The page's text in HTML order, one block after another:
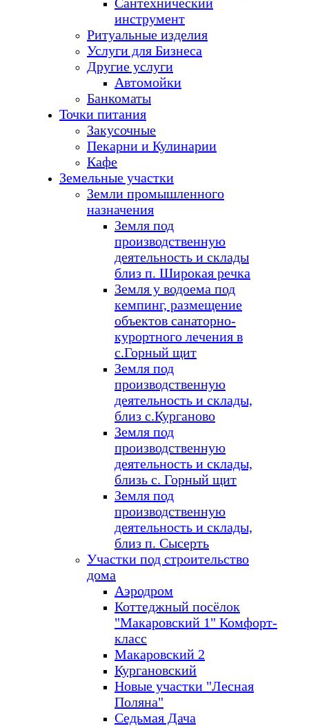
инструмент
Ритуальные изделия
Услуги для Бизнеса
Другие услуги
Автомойки
Банкоматы
Точки питания
Закусочные
Пекарни и Кулинарии
Кафе
Земельные участки
Земли промышленного
назначения
Земля под
производственную
деятельность и склады
близ п. Широкая речка
Земля у водоема под
кемпинг, размещение
объектов санаторно-
курортного лечения в
с.Горный щит
Земля под
производственную
деятельность и склады,
близ с.Курганово
Земля под
производственную
деятельность и склады,
близь с. Горный щит
Земля под
производственную
деятельность и склады,
близ п. Сысерть
Участки под строительство
дома
Аэродром
Коттеджный посёлок
"Макаровский 1" Комфорт-
класс
Макаровский 2
Кургановский
Новые участки "Лесная
Поляна"
Седьмая Дача